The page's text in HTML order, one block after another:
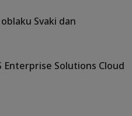
Svaki dan
Enterprise Solutions Cloud